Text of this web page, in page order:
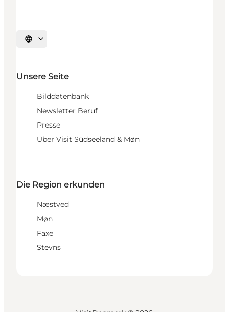
Sprache auswählen
Unsere Seite
Bilddatenbank
Newsletter Beruf
Presse
Über Visit Südseeland & Møn
Die Region erkunden
Næstved
Møn
Faxe
Stevns